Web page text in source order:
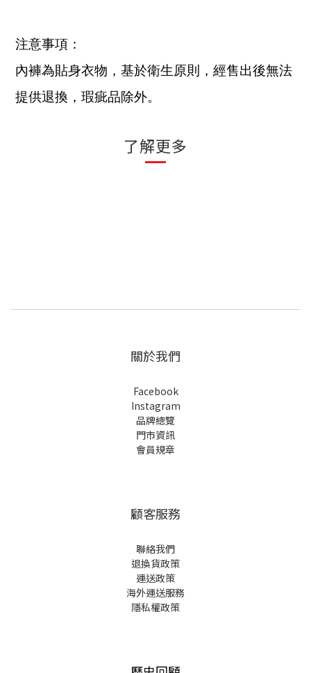
注意事項：
內褲為貼身衣物，基於衛生原則，經售出後無法
提供退換，瑕疵品除外。
了解更多
關於我們
Facebook
Instagram
品牌總覽
門市資訊
會員規章
顧客服務
聯絡我們
退換貨政策
運送政策
海外運送服務
隱私權政策